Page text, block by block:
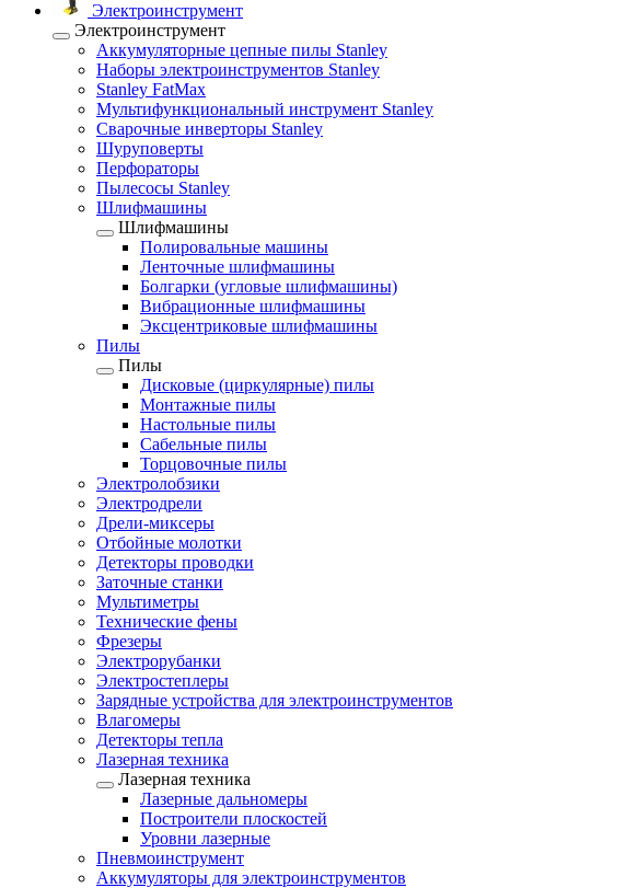
Электроинструмент
Электроинструмент
Аккумуляторные цепные пилы Stanley
Наборы электроинструментов Stanley
Stanley FatMax
Мультифункциональный инструмент Stanley
Сварочные инверторы Stanley
Шуруповерты
Перфораторы
Пылесосы Stanley
Шлифмашины
Шлифмашины
Полировальные машины
Ленточные шлифмашины
Болгарки (угловые шлифмашины)
Вибрационные шлифмашины
Эксцентриковые шлифмашины
Пилы
Пилы
Дисковые (циркулярные) пилы
Монтажные пилы
Настольные пилы
Сабельные пилы
Торцовочные пилы
Электролобзики
Электродрели
Дрели-миксеры
Отбойные молотки
Детекторы проводки
Заточные станки
Мультиметры
Технические фены
Фрезеры
Электрорубанки
Электростеплеры
Зарядные устройства для электроинструментов
Влагомеры
Детекторы тепла
Лазерная техника
Лазерная техника
Лазерные дальномеры
Построители плоскостей
Уровни лазерные
Пневмоинструмент
Аккумуляторы для электроинструментов